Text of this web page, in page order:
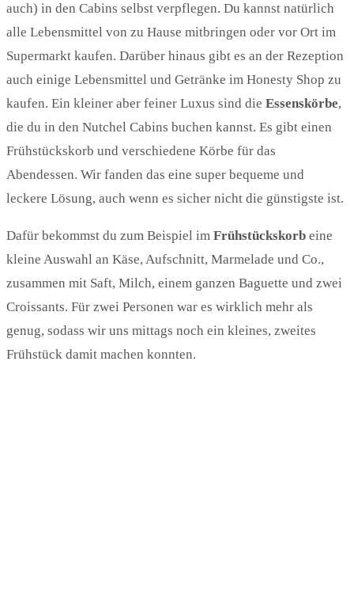
auch) in den Cabins selbst verpflegen. Du kannst natürlich
alle Lebensmittel von zu Hause mitbringen oder vor Ort im
Supermarkt kaufen. Darüber hinaus gibt es an der Rezeption
auch einige Lebensmittel und Getränke im Honesty Shop zu
kaufen. Ein kleiner aber feiner Luxus sind die Essenskörbe,
die du in den Nutchel Cabins buchen kannst. Es gibt einen
Frühstückskorb und verschiedene Körbe für das
Abendessen. Wir fanden das eine super bequeme und
leckere Lösung, auch wenn es sicher nicht die günstigste ist.
Dafür bekommst du zum Beispiel im Frühstückskorb eine
kleine Auswahl an Käse, Aufschnitt, Marmelade und Co.,
zusammen mit Saft, Milch, einem ganzen Baguette und zwei
Croissants. Für zwei Personen war es wirklich mehr als
genug, sodass wir uns mittags noch ein kleines, zweites
Frühstück damit machen konnten.